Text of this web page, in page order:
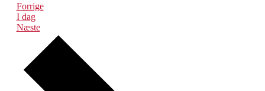
ForrigeBegivenheder
I dag
NæsteBegivenheder